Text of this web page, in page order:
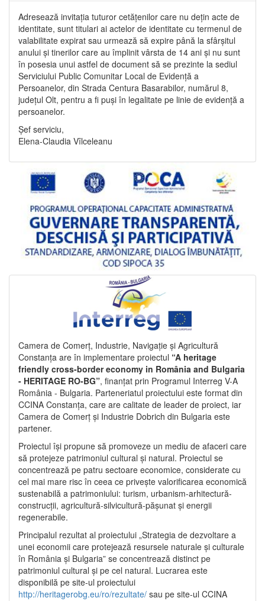
Adresează invitația tuturor cetățenilor care nu dețin acte de
identitate, sunt titulari ai actelor de identitate cu termenul de
valabilitate expirat sau urmează să expire până la sfârșitul
anului și tinerilor care au împlinit vârsta de 14 ani și nu sunt
în posesia unui astfel de document să se prezinte la sediul
Serviciului Public Comunitar Local de Evidență a
Persoanelor, din Strada Centura Basarabilor, numărul 8,
județul Olt, pentru a fi puși în legalitate pe linie de evidență a
persoanelor.
Șef serviciu,
Elena-Claudia Vîlceleanu
Camera de Comerț, Industrie, Navigație și Agricultură
Constanța are în implementare proiectul “A heritage
friendly cross-border economy in România and Bulgaria
- HERITAGE RO-BG”, finanțat prin Programul Interreg V-A
România - Bulgaria. Parteneriatul proiectului este format din
CCINA Constanța, care are calitate de leader de proiect, iar
Camera de Comerț și Industrie Dobrich din Bulgaria este
partener.
Proiectul își propune să promoveze un mediu de afaceri care
să protejeze patrimoniul cultural și natural. Proiectul se
concentrează pe patru sectoare economice, considerate cu
cel mai mare risc în ceea ce privește valorificarea economică
sustenabilă a patrimoniului: turism, urbanism-arhitectură-
construcții, agricultură-silvicultură-pășunat și energii
regenerabile.
Principalul rezultat al proiectului „Strategia de dezvoltare a
unei economii care protejează resursele naturale și culturale
în România și Bulgaria” se concentrează distinct pe
patrimoniul cultural și pe cel natural. Lucrarea este
disponibilă pe site-ul proiectului
http://heritagerobg.eu/ro/rezultate/ sau pe site-ul CCINA